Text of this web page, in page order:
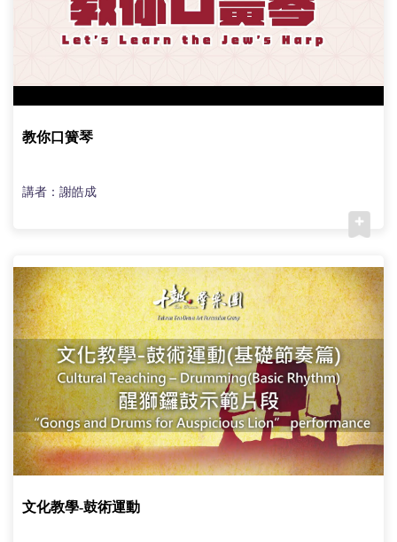
教你口簧琴
講者：謝皓成
文化教學-鼓術運動